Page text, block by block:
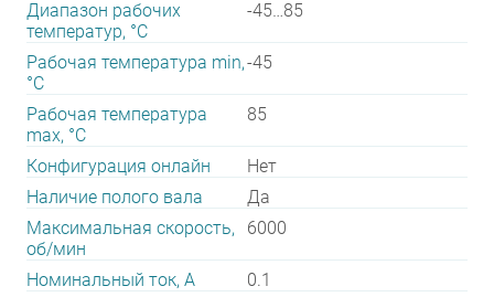
Диапазон рабочих
температур, °С
-45…85
Рабочая температура min,
°С
-45
Рабочая температура
max, °С
85
Конфигурация онлайн
Нет
Наличие полого вала
Да
Максимальная скорость,
об/мин
6000
Номинальный ток, А
0.1